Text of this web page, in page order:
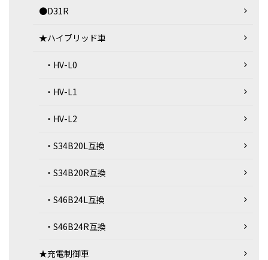
●D31R
★ハイブリッド車
・HV-L0
・HV-L1
・HV-L2
・S34B20L互換
・S34B20R互換
・S46B24L互換
・S46B24R互換
★充電制御車